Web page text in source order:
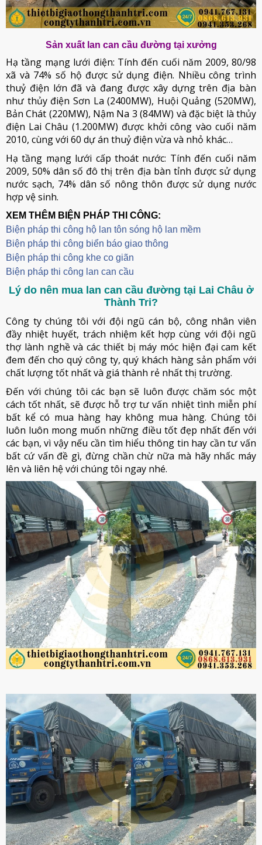
Sản xuất lan can cầu đường tại xưởng
Hạ tầng mạng lưới điện: Tính đến cuối năm 2009, 80/98
xã và 74% số hộ được sử dụng điện. Nhiều công trình
thuỷ điện lớn đã và đang được xây dựng trên địa bàn
như thủy điện Sơn La (2400MW), Huội Quảng (520MW),
Bản Chát (220MW), Nậm Na 3 (84MW) và đặc biệt là thủy
điện Lai Châu (1.200MW) được khởi công vào cuối năm
2010, cùng với 60 dự án thuỷ điện vừa và nhỏ khác…
Hạ tầng mạng lưới cấp thoát nước: Tính đến cuối năm
2009, 50% dân số đô thị trên địa bàn tỉnh được sử dụng
nước sạch, 74% dân số nông thôn được sử dụng nước
hợp vệ sinh.
XEM THÊM BIỆN PHÁP THI CÔNG:
Biện pháp thi công hộ lan tôn sóng hộ lan mềm
Biện pháp thi công biển báo giao thông
Biện pháp thi công khe co giãn
Biện pháp thi công lan can cầu
Lý do nên mua lan can cầu đường tại Lai Châu ở
Thành Tri?
Công ty chúng tôi với đội ngũ cán bộ, công nhân viên
đầy nhiệt huyết, trách nhiệm kết hợp cùng với đội ngũ
thợ lành nghề và các thiết bị máy móc hiện đại cam kết
đem đến cho quý công ty, quý khách hàng sản phẩm với
chất lượng tốt nhất và giá thành rẻ nhất thị trường.
Đến với chúng tôi các bạn sẽ luôn được chăm sóc một
cách tốt nhất, sẽ được hỗ trợ tư vấn nhiệt tình miễn phí
bất kể có mua hàng hay không mua hàng. Chúng tôi
luôn luôn mong muốn những điều tốt đẹp nhất đến với
các bạn, vì vậy nếu cần tìm hiểu thông tin hay cần tư vấn
bất cứ vấn đề gì, đừng chần chừ nữa mà hãy nhấc máy
lên và liên hệ với chúng tôi ngay nhé.